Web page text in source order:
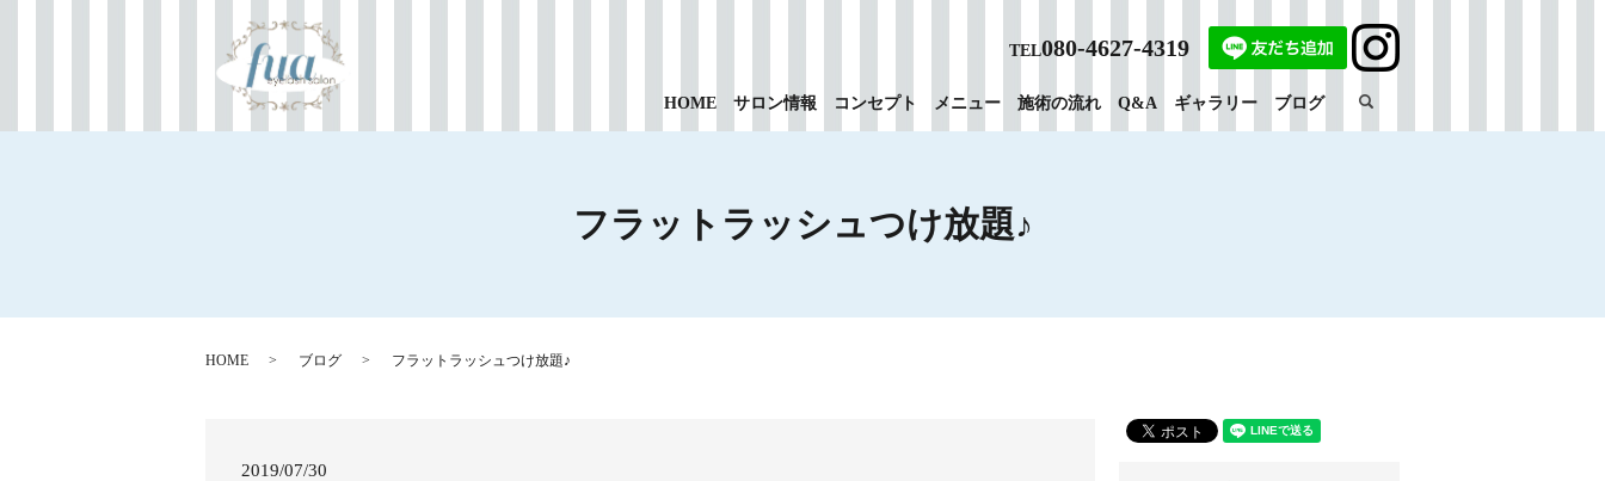
HOME サロン情報 コンセプト メニュー 施術の流れ Q&A ギャラリー ブログ search
TEL080-4627-4319
フラットラッシュつけ放題♪
HOME ブログ フラットラッシュつけ放題♪
2019/07/30